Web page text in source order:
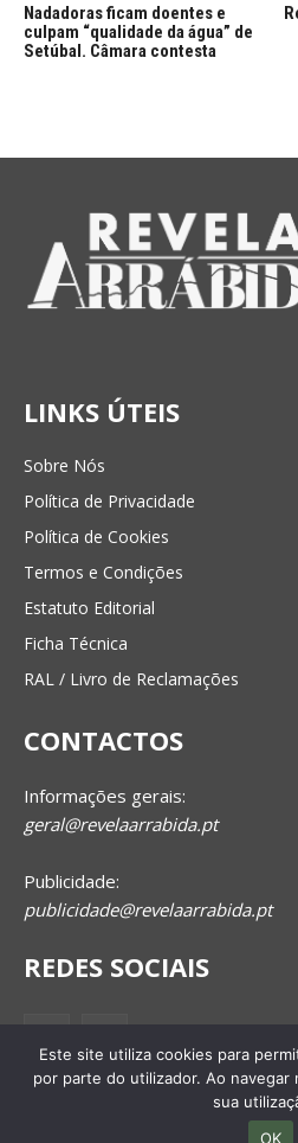
Nadadoras ficam doentes e
culpam “qualidade da água” de
Setúbal. Câmara contesta
LINKS ÚTEIS
Sobre Nós
Política de Privacidade
Política de Cookies
Termos e Condições
Estatuto Editorial
Ficha Técnica
RAL / Livro de Reclamações
CONTACTOS
Informações gerais:
geral@revelaarrabida.pt
Publicidade:
publicidade@revelaarrabida.pt
REDES SOCIAIS
Este site utiliza cookies para
por parte do utilizador. Ao
sua
OK